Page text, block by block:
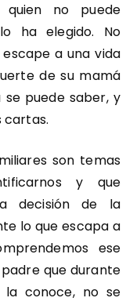
quien no puede
ha elegido. No
a una vida
de su mamá
puede saber, y
cartas.
son temas
y que
decisión de la
lo que escapa a
ese
que durante
conoce, no se